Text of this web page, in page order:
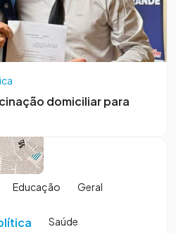
domiciliar para
Educação Geral
Saúde